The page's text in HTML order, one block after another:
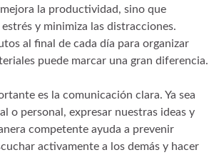
la productividad, sino que
y minimiza las distracciones.
al final de cada día para organizar
puede marcar una gran diferencia.
es la comunicación clara. Ya sea
o personal, expresar nuestras ideas y
competente ayuda a prevenir
activamente a los demás y hacer